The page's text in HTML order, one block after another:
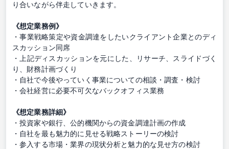
り合いながら伴走していきます。
《想定業務例》
・事業戦略策定や資金調達をしたいクライアント企業とのディ
スカッション同席
・上記ディスカッションを元にした、リサーチ、スライドづく
り、財務計画づくり
・自社で今後やっていく事業についての相談・調査・検討
・会社経営に必要不可欠なバックオフィス業務
《想定業務詳細》
・投資家や銀行、公的機関からの資金調達計画の作成
・自社を最も魅力的に見せる戦略ストーリーの検討
・参入する市場・業界の現状分析と魅力的な見せ方の検討